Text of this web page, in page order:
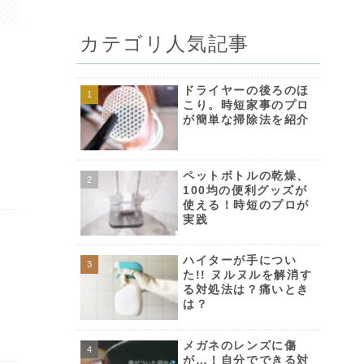
カテゴリ人気記事
ドライヤーの後ろのほ
こり。時短家事のプロ
が簡単な掃除法を紹介
ペットボトルの乾燥、
100均の便利グッズが
使える！時短のプロが
実践
ハイターが手につい
た!! ヌルヌルを解消す
る対処法は？痛いとき
は？
メガネのレンズに傷
が…！自分でできる対